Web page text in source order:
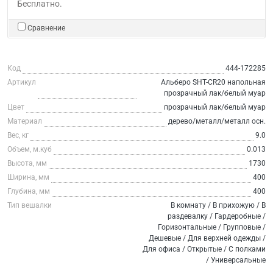
Бесплатно.
Сравнение
Код
444-172285
Артикул
Альберо SHT-CR20 напольная
прозрачный лак/белый муар
Цвет
прозрачный лак/белый муар
Материал
дерево/металл/металл осн.
Вес, кг
9.0
Объем, м.куб
0.013
Высота, мм
1730
Ширина, мм
400
Глубина, мм
400
Тип вешалки
В комнату / В прихожую / В
раздевалку / Гардеробные /
Горизонтальные / Групповые /
Дешевые / Для верхней одежды /
Для офиса / Открытые / С полками
/ Универсальные